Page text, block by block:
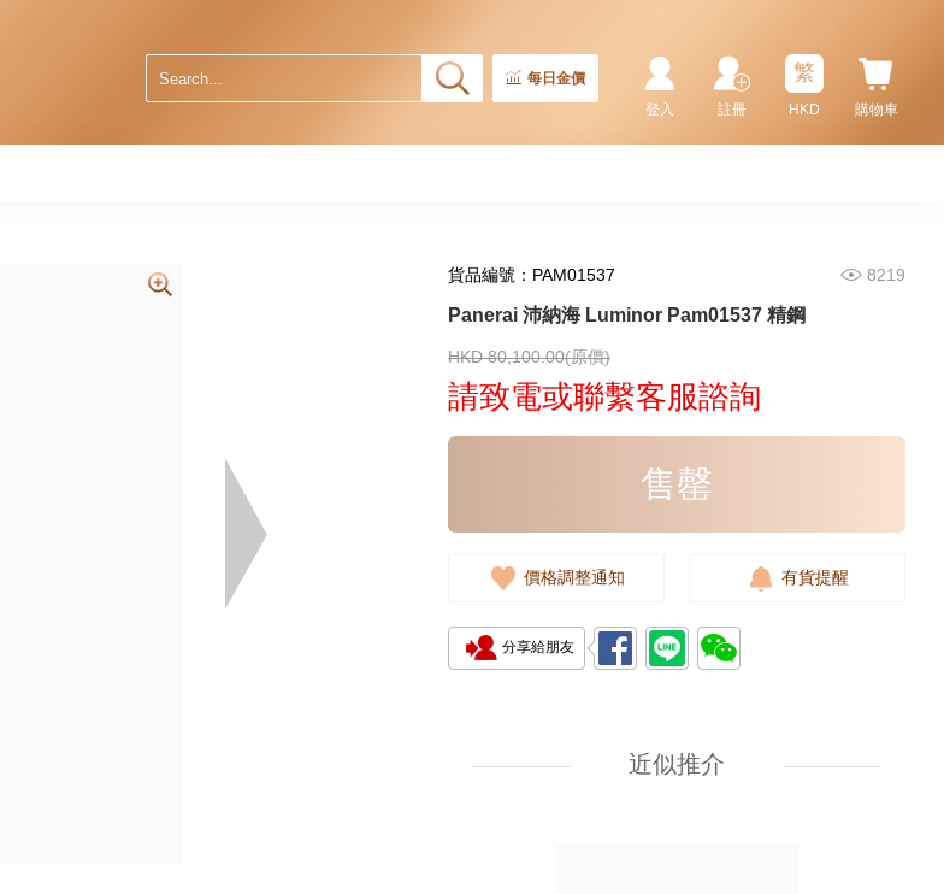
每日金價
購物車
繁
HKD
註冊
登入
貨品編號：PAM01537 8219
Panerai 沛納海 Luminor Pam01537 精鋼
HKD 80,100.00(原價)
請致電或聯繫客服諮詢
售罄
價格調整通知 有貨提醒
分享給朋友
近似推介
Panerai 沛納海 Radiomir
34,480.00